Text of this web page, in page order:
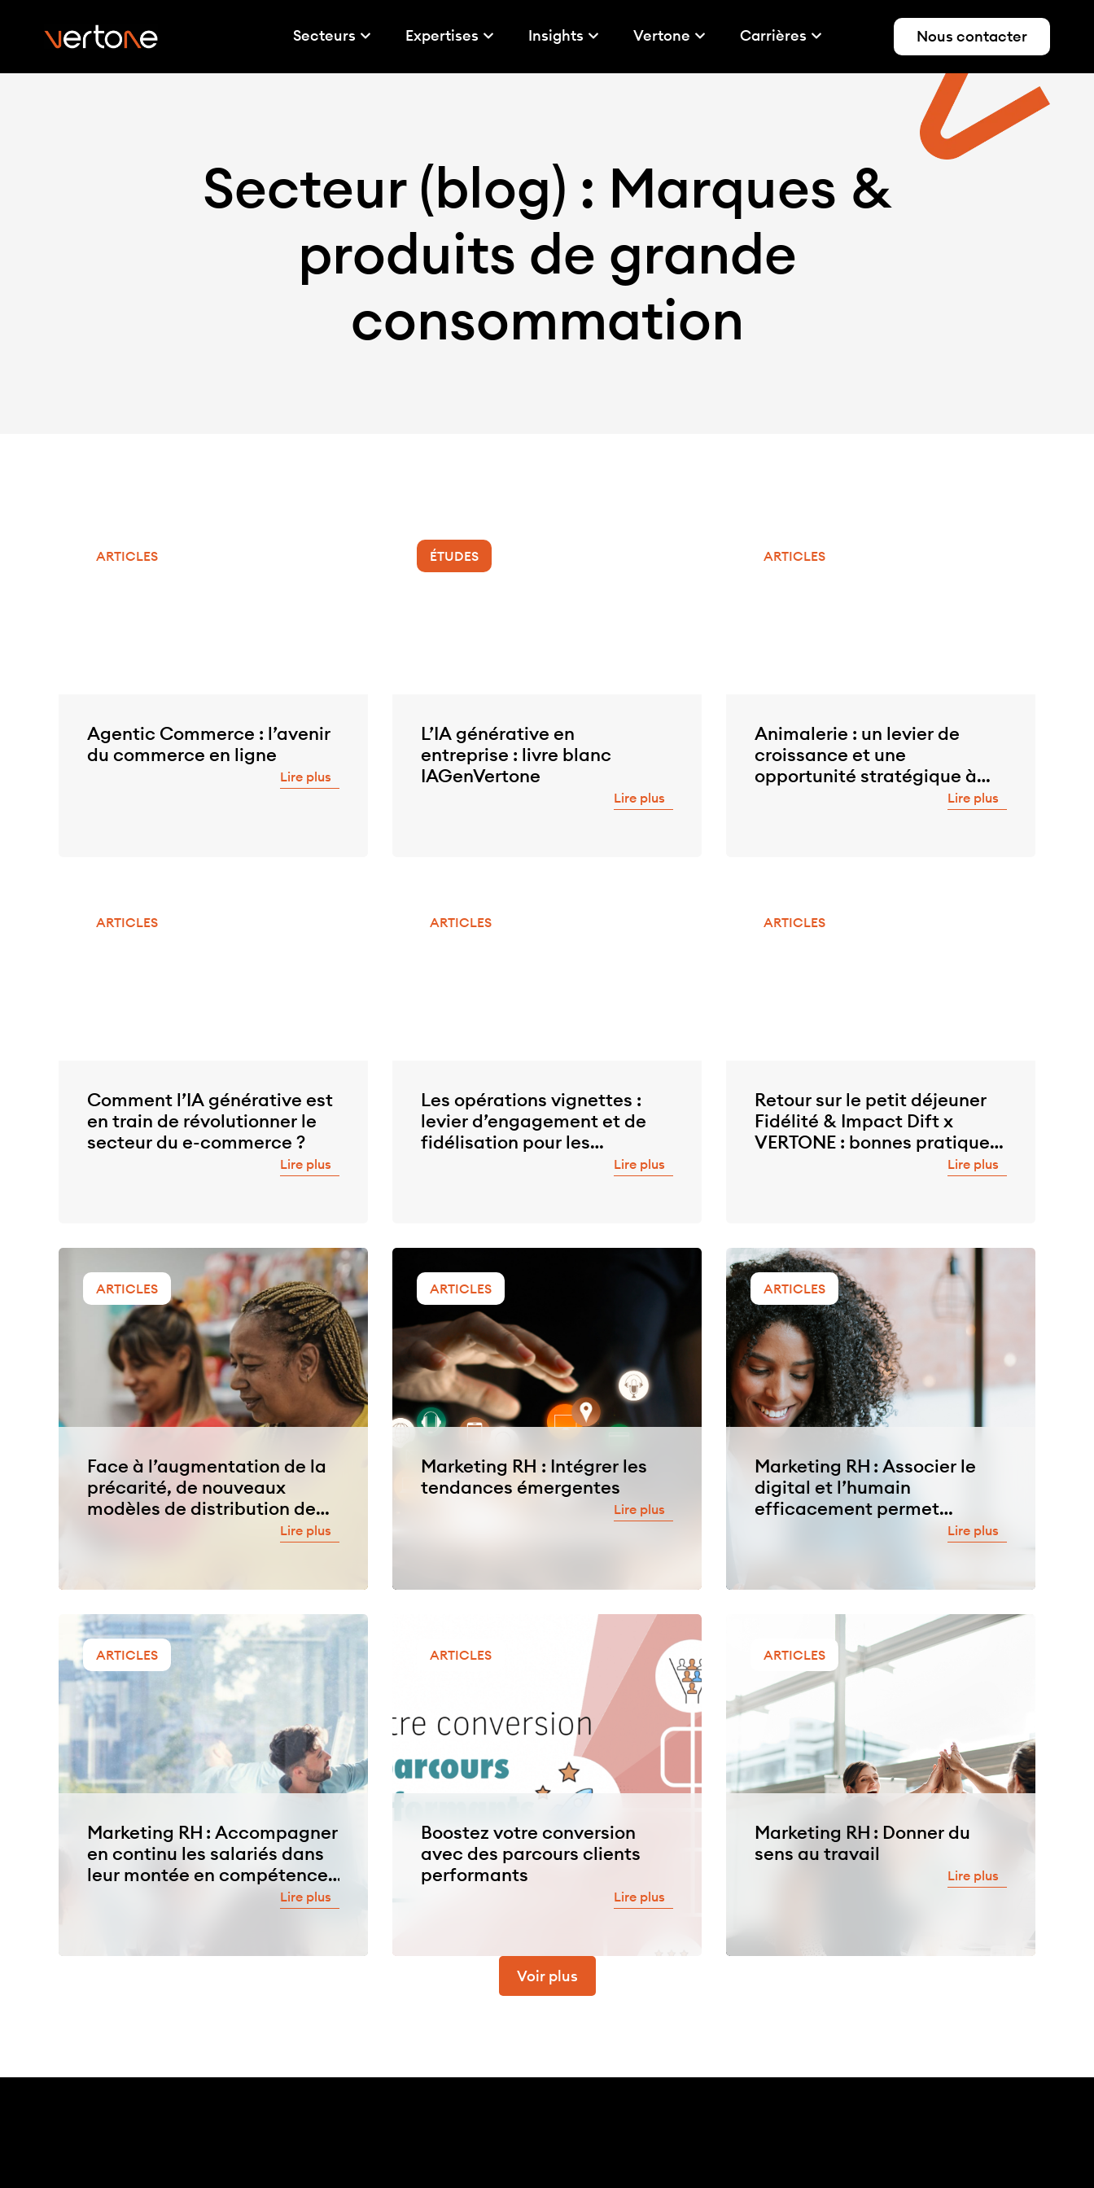
Secteurs Expertises Insights Vertone Carrières Nous contacter
Secteur (blog) : Marques &
produits de grande
consommation
ARTICLES
Agentic Commerce : l’avenir
du commerce en ligne
Lire plus
ÉTUDES
L’IA générative en
entreprise : livre blanc
IAGenVertone
Lire plus
ARTICLES
Animalerie : un levier de
croissance et une
opportunité stratégique à
Lire plus
ARTICLES
Comment l’IA générative est
en train de révolutionner le
secteur du e-commerce ?
Lire plus
ARTICLES
Les opérations vignettes :
levier d’engagement et de
fidélisation pour les
Lire plus
ARTICLES
Retour sur le petit déjeuner
Fidélité & Impact Dift x
VERTONE : bonnes pratiques
sur le marketing responsable
Lire plus
ARTICLES
Face à l’augmentation de la
précarité, de nouveaux
modèles de distribution de
l’aide alimentaire émergent
Lire plus
ARTICLES
Marketing RH : Intégrer les
tendances émergentes
Lire plus
ARTICLES
Marketing RH : Associer le
digital et l’humain
efficacement permet
Lire plus
ARTICLES
Marketing RH : Accompagner
en continu les salariés dans
leur montée en compétences
Lire plus
ARTICLES
Boostez votre conversion
avec des parcours clients
performants
Lire plus
ARTICLES
Marketing RH : Donner du
sens au travail
Lire plus
Voir plus